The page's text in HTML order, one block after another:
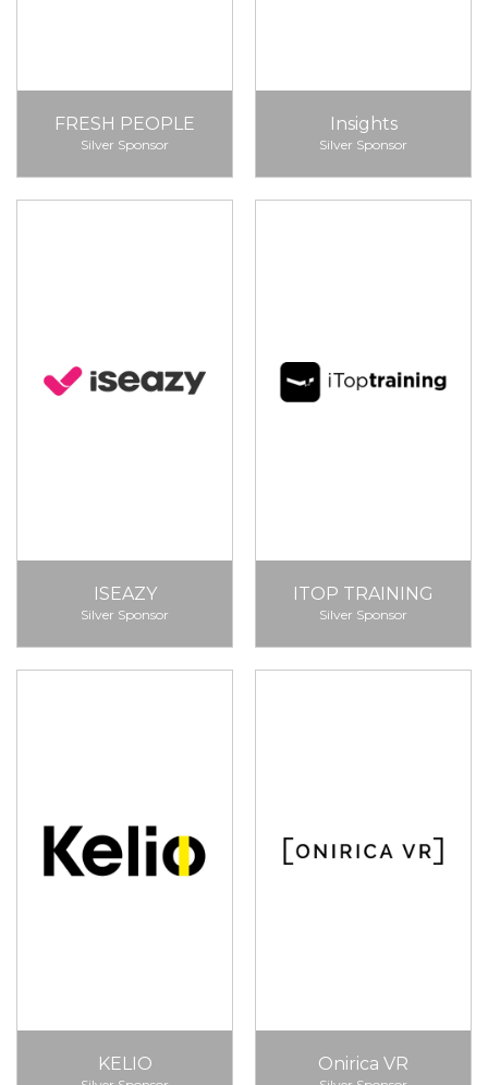
FRESH PEOPLE
Silver Sponsor
Insights
Silver Sponsor
ISEAZY
Silver Sponsor
ITOP TRAINING
Silver Sponsor
KELIO Onirica VR